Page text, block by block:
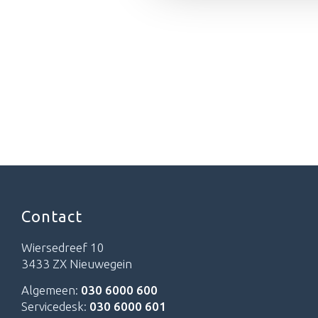
Contact
Wiersedreef 10
3433 ZX Nieuwegein
Algemeen: 030 6000 600
Servicedesk: 030 6000 601